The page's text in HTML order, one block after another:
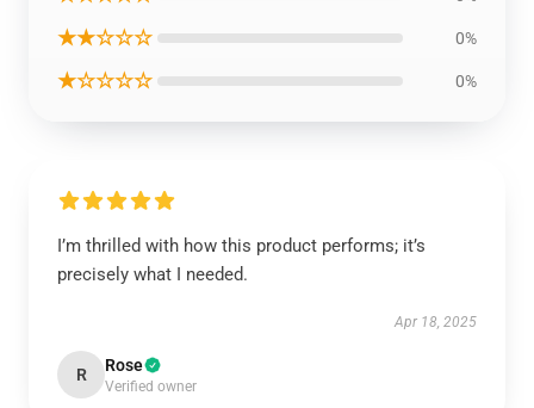
★★☆☆☆ 0%
★☆☆☆☆ 0%
I’m thrilled with how this product performs; it’s
precisely what I needed.
Apr 18, 2025
R Rose
Verified owner